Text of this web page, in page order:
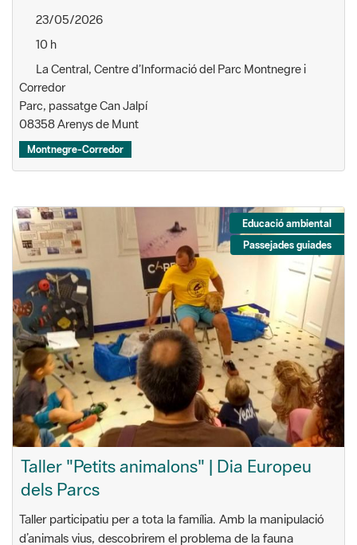
23/05/2026
10 h
La Central, Centre d’Informació del Parc Montnegre i
Corredor
Parc, passatge Can Jalpí
08358 Arenys de Munt
Montnegre-Corredor
Educació ambiental
Passejades guiades
Taller "Petits animalons" | Dia Europeu
dels Parcs
Taller participatiu per a tota la família. Amb la manipulació
d’animals vius, descobrirem el problema de la fauna